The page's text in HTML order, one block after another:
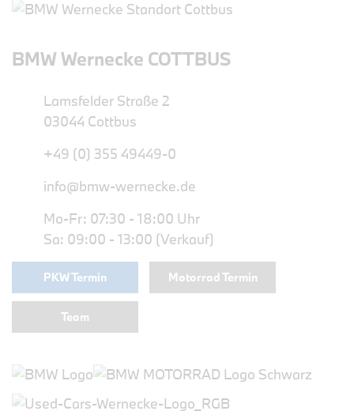
BMW Wernecke COTTBUS
Lamsfelder Straße 2
03044 Cottbus
+49 (0) 355 49449-0
info@bmw-wernecke.de
Mo-Fr: 07:30 - 18:00 Uhr
Sa: 09:00 - 13:00 (Verkauf)
PKW Termin Motorrad Termin
Team